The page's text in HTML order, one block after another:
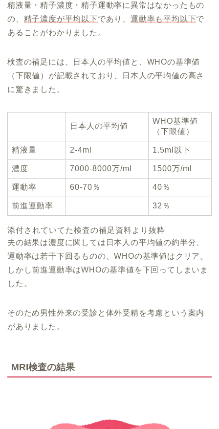
精液量・精子濃度・精子運動率に異常はなかったもの
の、 精子濃度が平均以下であり、運動率も平均以下で
あることがわかりました。
検査の補足には、日本人の平均値と、WHOの基準値
（下限値）が記載されており、日本人の平均値の高さ
に驚きました。
日本人の平均値
WHO基準値
（下限値）
精液量 2-4ml 1.5ml以下
濃度 7000-8000万/ml 1500万/ml
運動率 60-70％ 40％
前進運動率 32％
添付されていてた検査の補足資料より抜粋
夫の結果は濃度に関しては日本人の平均値の約半分、
運動率は若干下回るものの、WHOの基準値はクリア。
しかし前進運動率はWHOの基準値を下回ってしまいま
した。
そのため男性外来の受診と体外受精を考慮という案内
がありました。
MRI検査の結果